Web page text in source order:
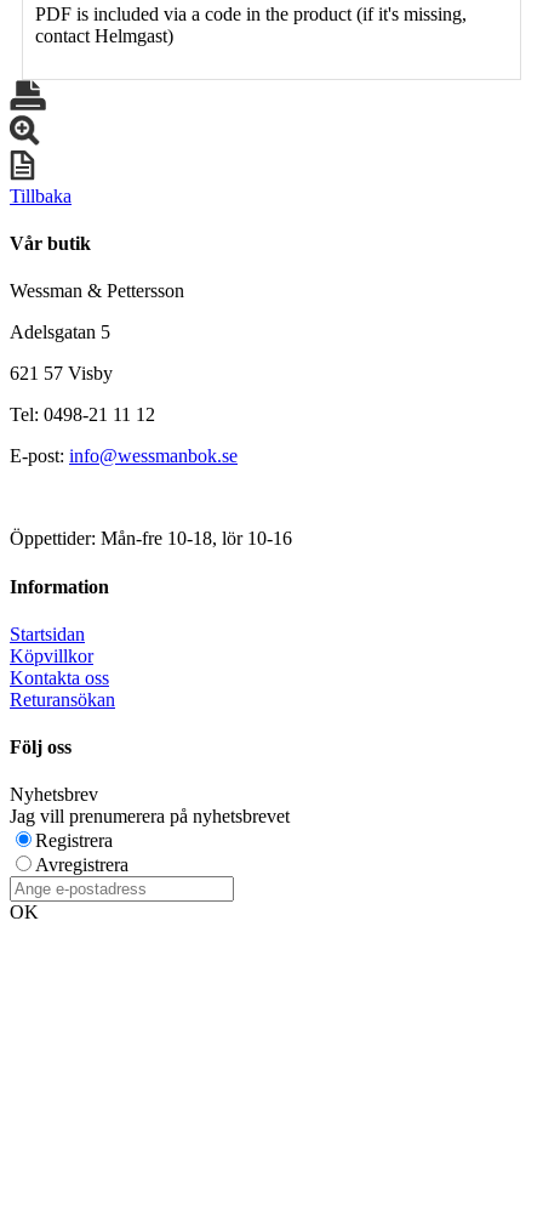
PDF is included via a code in the product (if it's missing,
contact Helmgast)
Tillbaka
Vår butik
Wessman & Pettersson
Adelsgatan 5
621 57 Visby
Tel: 0498-21 11 12
E-post: info@wessmanbok.se
Öppettider: Mån-fre 10-18, lör 10-16
Information
Startsidan
Köpvillkor
Kontakta oss
Returansökan
Följ oss
Nyhetsbrev
Jag vill prenumerera på nyhetsbrevet
Registrera
Avregistrera
OK